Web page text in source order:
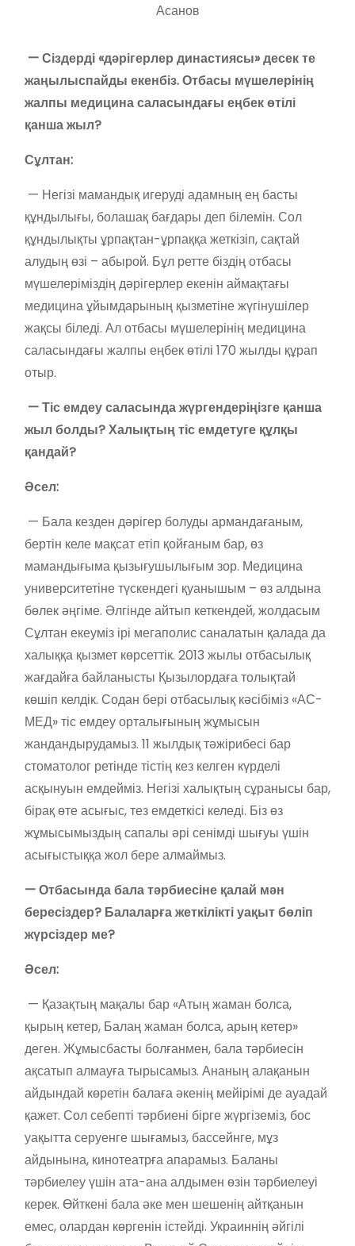
Асанов
— Сіздерді «дәрігерлер династиясы» десек те
жаңылыспайды екенбіз. Отбасы мүшелерінің
жалпы медицина саласындағы еңбек өтілі
қанша жыл?
Сұлтан:
— Негізі мамандық игеруді адамның ең басты
құндылығы, болашақ бағдары деп білемін. Сол
құндылықты ұрпақтан-ұрпаққа жеткізіп, сақтай
алудың өзі – абырой. Бұл ретте біздің отбасы
мүшелеріміздің дәрігерлер екенін аймақтағы
медицина ұйымдарының қызметіне жүгінушілер
жақсы біледі. Ал отбасы мүшелерінің медицина
саласындағы жалпы еңбек өтілі 170 жылды құрап
отыр.
— Тіс емдеу саласында жүргендеріңізге қанша
жыл болды? Халықтың тіс емдетуге құлқы
қандай?
Әсел:
— Бала кезден дәрігер болуды армандағаным,
бертін келе мақсат етіп қойғаным бар, өз
мамандығыма қызығушылығым зор. Медицина
университетіне түскендегі қуанышым – өз алдына
бөлек әңгіме. Әлгінде айтып кеткендей, жолдасым
Сұлтан екеуміз ірі мегаполис саналатын қалада да
халыққа қызмет көрсеттік. 2013 жылы отбасылық
жағдайға байланысты Қызылордаға толықтай
көшіп келдік. Содан бері отбасылық кәсібіміз «АС-
МЕД» тіс емдеу орталығының жұмысын
жандандырудамыз. 11 жылдық тәжірибесі бар
стоматолог ретінде тістің кез келген күрделі
асқынуын емдейміз. Негізі халықтың сұранысы бар,
бірақ өте асығыс, тез емдеткісі келеді. Біз өз
жұмысымыздың сапалы әрі сенімді шығуы үшін
асығыстыққа жол бере алмаймыз.
— Отбасында бала тәрбиесіне қалай мән
бересіздер? Балаларға жеткілікті уақыт бөліп
жүрсіздер ме?
Әсел:
— Қазақтың мақалы бар «Атың жаман болса,
қырың кетер, Балаң жаман болса, арың кетер»
деген. Жұмысбасты болғанмен, бала тәрбиесін
ақсатып алмауға тырысамыз. Ананың алақанын
айдындай көретін балаға әкенің мейірімі де ауадай
қажет. Сол себепті тәрбиені бірге жүргіземіз, бос
уақытта серуенге шығамыз, бассейнге, мұз
айдынына, кинотеатрға апарамыз. Баланы
тәрбиелеу үшін ата-ана алдымен өзін тәрбиелеуі
керек. Өйткені бала әке мен шешенің айтқанын
емес, олардан көргенін істейді. Украиннің әйгілі